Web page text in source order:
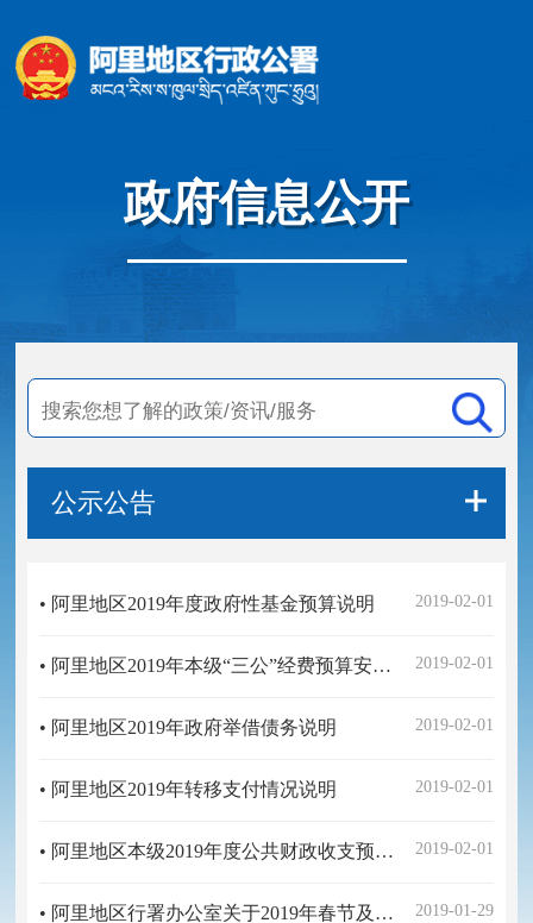
政府信息公开
公示公告
2019-02-01
• 阿里地区2019年度政府性基金预算说明
2019-02-01
• 阿里地区2019年本级“三公”经费预算安排情况说明
2019-02-01
• 阿里地区2019年政府举借债务说明
2019-02-01
• 阿里地区2019年转移支付情况说明
2019-02-01
• 阿里地区本级2019年度公共财政收支预算安排说明
2019-01-29
• 阿里地区行署办公室关于2019年春节及藏历土猪新年放假安排的通知